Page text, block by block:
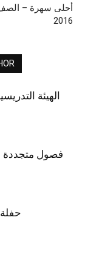
أحلى سهرة – الصف
2016
الهيئة
فصول متجددة
حفلة